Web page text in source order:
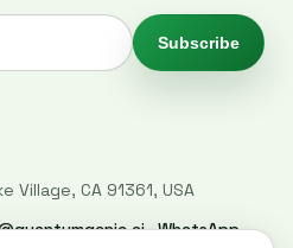
Subscribe
Village, CA 91361, USA
·WhatsApp